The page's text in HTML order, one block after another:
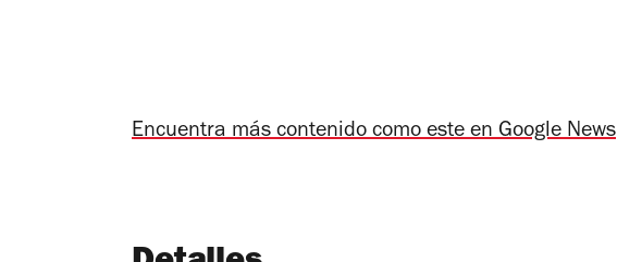
Encuentra más contenido como este en Google News